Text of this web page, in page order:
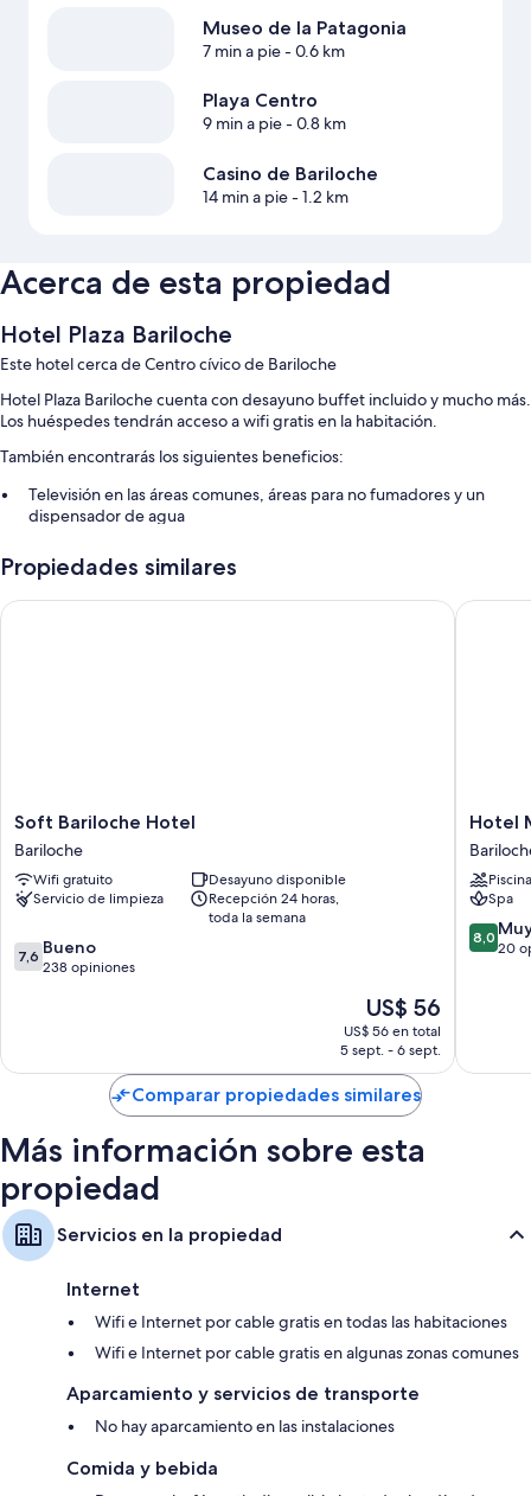
Museo de la Patagonia
7 min a pie- 0.6 km
Playa Centro
9 min a pie- 0.8 km
Casino de Bariloche
14 min a pie- 1.2 km
Acerca de esta propiedad
Hotel Plaza Bariloche
Este hotel cerca de Centro cívico de Bariloche
Hotel Plaza Bariloche cuenta con desayuno buffet incluido y mucho más.
Los huéspedes tendrán acceso a wifi gratis en la habitación.
También encontrarás los siguientes beneficios:
Televisión en las áreas comunes, áreas para no fumadores y un
dispensador de agua
Servicios de concierge, una caja de seguridad en la recepción y
recepción disponible las 24 horas
Cabezales de ducha tipo lluvia, bidets y bañeras o duchas
Televisiones LED de 32 pulgadas con canales de televisión premium
Armarios o vestidores, calefacción y servicio de limpieza diario
Propiedades similares
Soft
Bariloche
Hotel
Bariloche
Soft Bariloche Hotel
Bariloche
Wifi gratuito
Desayuno disponible
Servicio de limpieza
Recepción 24 horas,
toda la semana
7.6
de
7,6 Bueno
238 opiniones
El
precio
actual
de
US$ 56
US$ 56
US$ 56 en total
5 sept. - 6 sept.
Soft Bariloche Hotel
Hotel
Monte
Claro
Hotel
Piscina
Spa
8.0
de
8,0
20
Hotel
Comparar propiedades similares
Más información sobre esta
propiedad
Servicios en la propiedad
Internet
Wifi e Internet por cable gratis en todas las habitaciones
Wifi e Internet por cable gratis en algunas zonas comunes
Aparcamiento y servicios de transporte
No hay aparcamiento en las instalaciones
Comida y bebida